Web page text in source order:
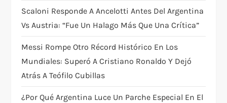
o
n
Scaloni Responde A Ancelotti Antes Del Argentina
Vs Austria: “Fue Un Halago Más Que Una Crítica”
Messi Rompe Otro Récord Histórico En Los
Mundiales: Superó A Cristiano Ronaldo Y Dejó
Atrás A Teófilo Cubillas
¿Por Qué Argentina Luce Un Parche Especial En El